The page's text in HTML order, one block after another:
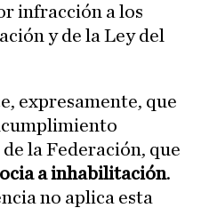
infracción a los
y de la Ley del
expresamente, que
la Federación, que
a inhabilitación.
no aplica esta